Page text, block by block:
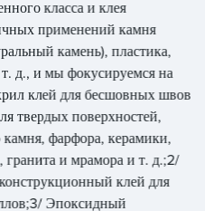
класса и клея
применений камня
камень), пластика,
т. д., и мы фокусируемся на
клей для бесшовных швов
твердых поверхностей,
камня, фарфора, керамики,
гранита и мрамора и т. д.;2/
клей для
Эпоксидный